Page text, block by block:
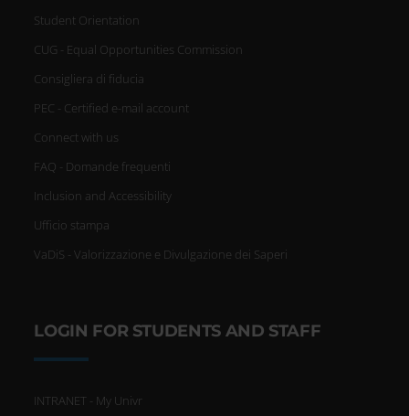
Student Orientation
CUG - Equal Opportunities Commission
Consigliera di fiducia
PEC - Certified e-mail account
Connect with us
FAQ - Domande frequenti
Inclusion and Accessibility
Ufficio stampa
VaDiS - Valorizzazione e Divulgazione dei Saperi
LOGIN FOR STUDENTS AND STAFF
INTRANET - My Univr